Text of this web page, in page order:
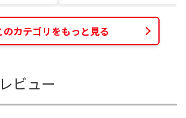
のカテゴリをもっと見る
ビュー